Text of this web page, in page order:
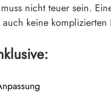
nicht teuer sein.
keine